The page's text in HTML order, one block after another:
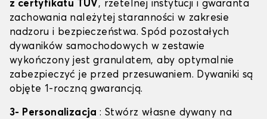
z certyfikatu TÜV, rzetelnej instytucji i gwaranta
zachowania należytej staranności w zakresie
nadzoru i bezpieczeństwa. Spód pozostałych
dywaników samochodowych w zestawie
wykończony jest granulatem, aby optymalnie
zabezpieczyć je przed przesuwaniem. Dywaniki są
objęte 1-roczną gwarancją.
3- Personalizacja: Stwórz własne dywany na